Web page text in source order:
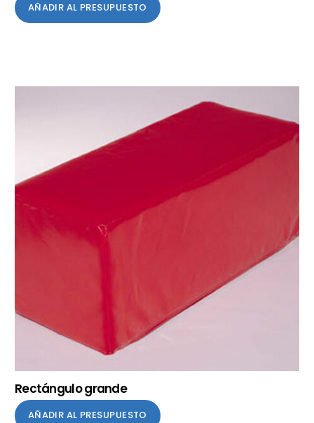
AÑADIR AL PRESUPUESTO
Rectángulo grande
AÑADIR AL PRESUPUESTO